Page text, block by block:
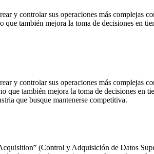
y controlar sus operaciones más complejas
también mejora la toma de decisiones en
y controlar sus operaciones más complejas
que también mejora la toma de decisiones en
que busque mantenerse competitiva.
(Control y Adquisición de Datos